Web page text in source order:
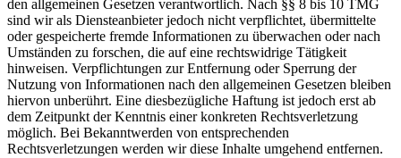
den allgemeinen Gesetzen verantwortlich. Nach §§ 8 bis 10 TMG
sind wir als Diensteanbieter jedoch nicht verpflichtet, übermittelte
oder gespeicherte fremde Informationen zu überwachen oder nach
Umständen zu forschen, die auf eine rechtswidrige Tätigkeit
hinweisen. Verpflichtungen zur Entfernung oder Sperrung der
Nutzung von Informationen nach den allgemeinen Gesetzen bleiben
hiervon unberührt. Eine diesbezügliche Haftung ist jedoch erst ab
dem Zeitpunkt der Kenntnis einer konkreten Rechtsverletzung
möglich. Bei Bekanntwerden von entsprechenden
Rechtsverletzungen werden wir diese Inhalte umgehend entfernen.